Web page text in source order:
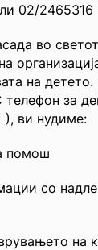
02/2465316
во
на детето.
за
ви нудиме:
со
на